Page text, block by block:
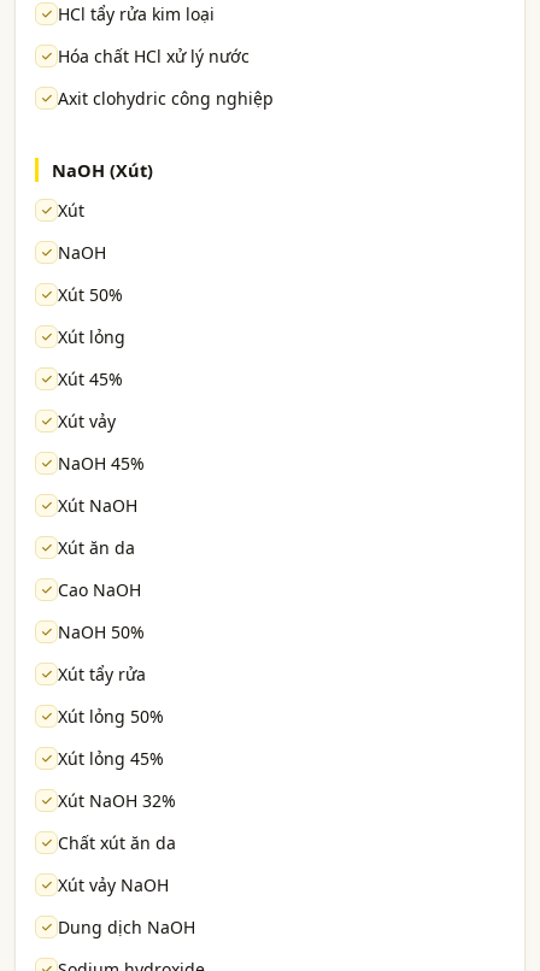
HCl tẩy rửa kim loại
Hóa chất HCl xử lý nước
Axit clohydric công nghiệp
NaOH (Xút)
Xút
NaOH
Xút 50%
Xút lỏng
Xút 45%
Xút vảy
NaOH 45%
Xút NaOH
Xút ăn da
Cao NaOH
NaOH 50%
Xút tẩy rửa
Xút lỏng 50%
Xút lỏng 45%
Xút NaOH 32%
Chất xút ăn da
Xút vảy NaOH
Dung dịch NaOH